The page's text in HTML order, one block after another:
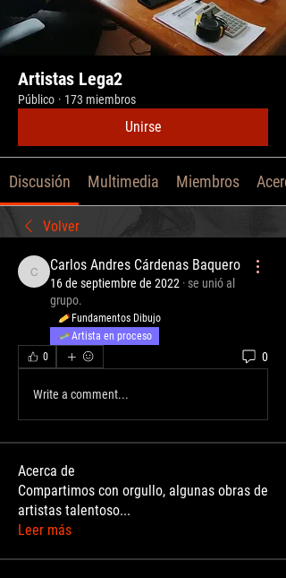
Artistas Lega2
Público · 173 miembros
Unirse
Discusión Multimedia Miembros
Volver
Carlos Andres Cárdenas Baquero
Carlos Andres Cárdenas Baquero
16 de septiembre de 2022 · se unió al
grupo.
Fundamentos Dibujo
Artista en proceso
0
0
Write a comment...
Acerca de
Compartimos con orgullo, algunas obras de
artistas talentoso...
Leer más